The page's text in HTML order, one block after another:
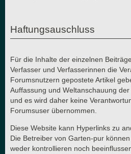
Haftungsauschluss
Für die Inhalte der einzelnen
Verfasser und Verfasserinnen die
Forumsnutzern gepostete Artikel
Auffassung und Weltanschauung
und es wird daher keine
Forumsuser übernommen.
Diese Website kann Hyperlinks zu
Die Betreiber von Garten-pur
weder kontrollieren noch